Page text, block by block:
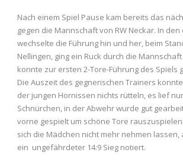
Nach einem Spiel Pause kam bereits das
gegen die Mannschaft von RW Neckar. In
wechselte die Führung hin und her, beim
Nellingen, ging ein Ruck durch die
konnte zur ersten 2-Tore-Führung des Spiels
Die Auszeit des gegnerischen Trainers
der jungen Hornissen nichts rütteln, es lief
Schnürchen, in der Abwehr wurde gut
vorne gespielt um schöne Tore
sich die Mädchen nicht mehr nehmen lassen,
ein ungefährdeter 14:9 Sieg notiert.